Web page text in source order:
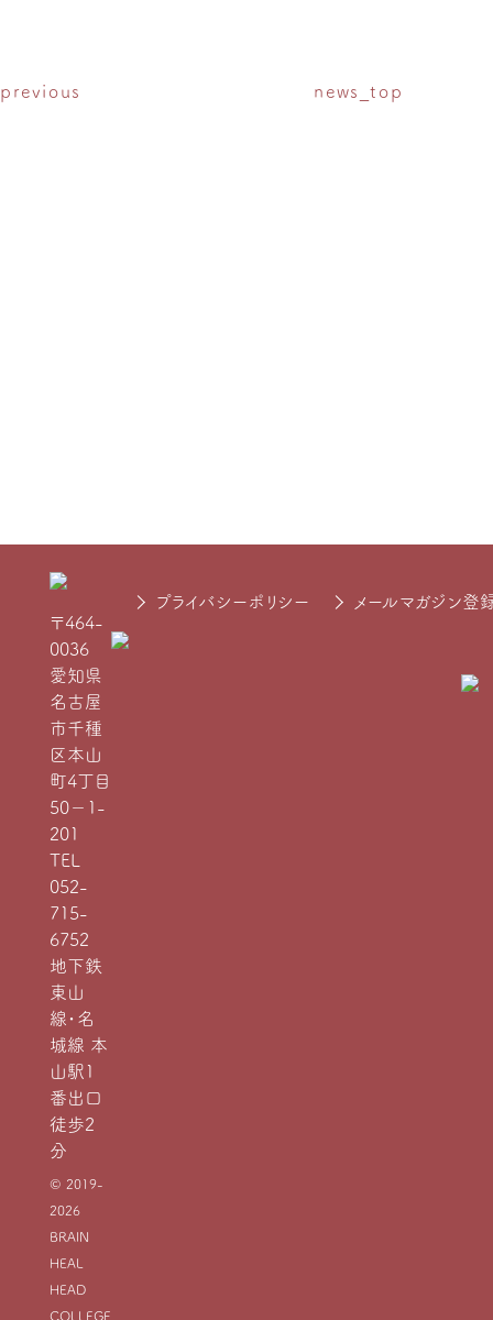
previous news_top
〒464-
0036
愛知県
名古屋
市千種
区本山
町4丁目
50−1-
201
TEL
052-
715-
6752
地下鉄
東山
線・名
城線 本
山駅1
番出口
徒歩2
分
© 2019-
2026
BRAIN
HEAL
HEAD
COLLEGE
プライバシーポリシー メールマガジン登